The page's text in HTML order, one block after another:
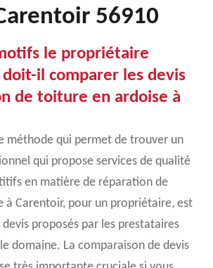
56910
le propriétaire
doit-il comparer les devis
de toiture en ardoise à
méthode qui permet de trouver un
qui propose services de qualité
en matière de réparation de
à Carentoir, pour un propriétaire, est
proposés par les prestataires
domaine. La comparaison de devis